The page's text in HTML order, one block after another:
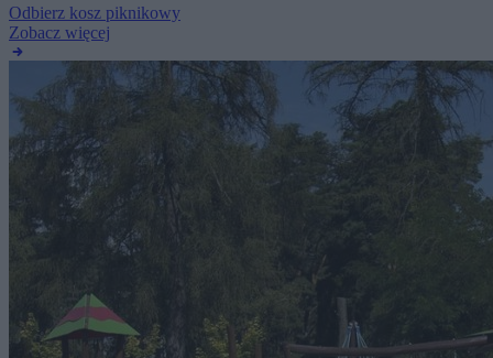
Odbierz kosz piknikowy
Zobacz więcej